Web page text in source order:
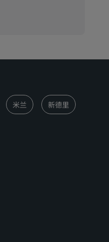
米兰 新德里